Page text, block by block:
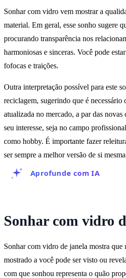
Sonhar com vidro vem mostrar a
material. Em geral, esse sonho sugere
procurando transparência nos
harmoniosas e sinceras. Você pode
fofocas e traições.
Outra interpretação possível para este
reciclagem, sugerindo que é necessário
atualizada no mercado, a par das novas
seu interesse, seja no campo
como hobby. É importante fazer
ser sempre a melhor versão de si
Aprofunde com IA
Sonhar com vidro
Sonhar com vidro de janela mostra que
mostrado a você pode ser visto ou
com que sonhou representa o quão